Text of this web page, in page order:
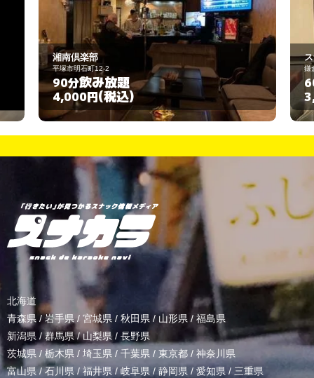
明石町12-2
飲み放題
(税込)
スナックなぎさ
鎌倉市大船1-20-4
60分飲み放題
3,000円 (税
北海道
青森県 / 岩手県/ 宮城県 / 秋田県 / 山形県/ 福島県
新潟県 /群馬県/山梨県 / 長野県
茨城県 / 栃木県 / 埼玉県 / 千葉県 / 東京都 / 神奈川県
富山県 /石川県/福井県/岐阜県 / 静岡県 / 愛知県 / 三重県